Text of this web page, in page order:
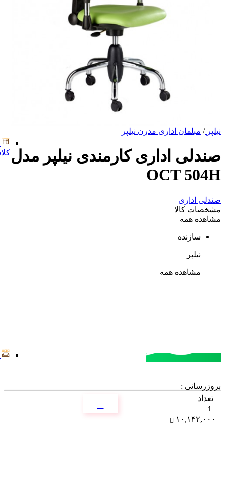
نیلپر / مبلمان اداری مدرن نیلپر
صندلی اداری کارمندی نیلپر مدل
OCT 504H
صندلی اداری
مشخصات کالا
مشاهده همه
سازنده
نیلپر
مشاهده همه
بروزرسانی :
تعداد
۱۰,۱۴۲,۰۰۰